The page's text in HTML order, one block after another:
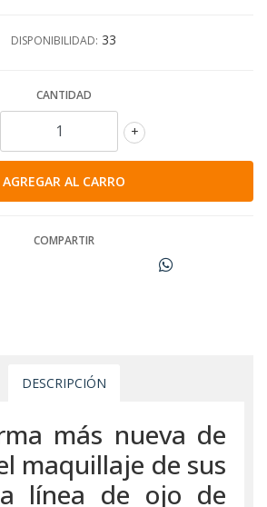
DISPONIBILIDAD: 33
CANTIDAD
+
COMPARTIR
DESCRIPCIÓN
más nueva de
maquillaje de sus
línea de ojo de